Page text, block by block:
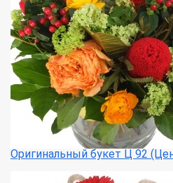
Оригинальный букет Ц 92